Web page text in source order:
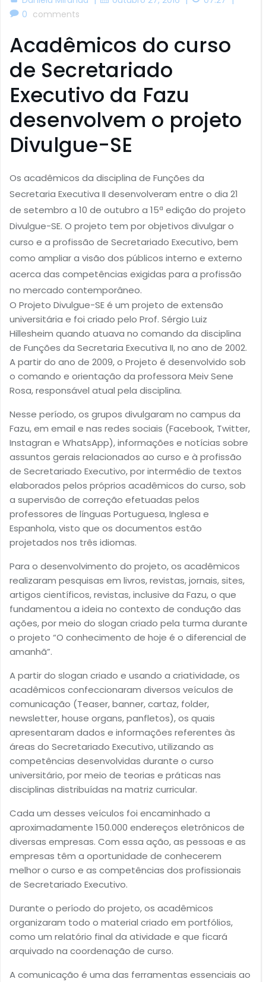
0 comments
Acadêmicos do curso
de Secretariado
Executivo da Fazu
desenvolvem o projeto
Divulgue-SE
Os acadêmicos da disciplina de Funções da
Secretaria Executiva II desenvolveram entre o dia 21
de setembro a 10 de outubro a 15ª edição do projeto
Divulgue-SE. O projeto tem por objetivos divulgar o
curso e a profissão de Secretariado Executivo, bem
como ampliar a visão dos públicos interno e externo
acerca das competências exigidas para a profissão
no mercado contemporâneo.
O Projeto Divulgue-SE é um projeto de extensão
universitária e foi criado pelo Prof. Sérgio Luiz
Hillesheim quando atuava no comando da disciplina
de Funções da Secretaria Executiva II, no ano de 2002.
A partir do ano de 2009, o Projeto é desenvolvido sob
o comando e orientação da professora Meiv Sene
Rosa, responsável atual pela disciplina.
Nesse período, os grupos divulgaram no campus da
Fazu, em email e nas redes sociais (Facebook, Twitter,
Instagran e WhatsApp), informações e notícias sobre
assuntos gerais relacionados ao curso e à profissão
de Secretariado Executivo, por intermédio de textos
elaborados pelos próprios acadêmicos do curso, sob
a supervisão de correção efetuadas pelos
professores de línguas Portuguesa, Inglesa e
Espanhola, visto que os documentos estão
projetados nos três idiomas.
Para o desenvolvimento do projeto, os acadêmicos
realizaram pesquisas em livros, revistas, jornais, sites,
artigos científicos, revistas, inclusive da Fazu, o que
fundamentou a ideia no contexto de condução das
ações, por meio do slogan criado pela turma durante
o projeto “O conhecimento de hoje é o diferencial de
amanhã”.
A partir do slogan criado e usando a criatividade, os
acadêmicos confeccionaram diversos veículos de
comunicação (Teaser, banner, cartaz, folder,
newsletter, house organs, panfletos), os quais
apresentaram dados e informações referentes às
áreas do Secretariado Executivo, utilizando as
competências desenvolvidas durante o curso
universitário, por meio de teorias e práticas nas
disciplinas distribuídas na matriz curricular.
Cada um desses veículos foi encaminhado a
aproximadamente 150.000 endereços eletrônicos de
diversas empresas. Com essa ação, as pessoas e as
empresas têm a oportunidade de conhecerem
melhor o curso e as competências dos profissionais
de Secretariado Executivo.
Durante o período do projeto, os acadêmicos
organizaram todo o material criado em portfólios,
como um relatório final da atividade e que ficará
arquivado na coordenação de curso.
A comunicação é uma das ferramentas essenciais ao